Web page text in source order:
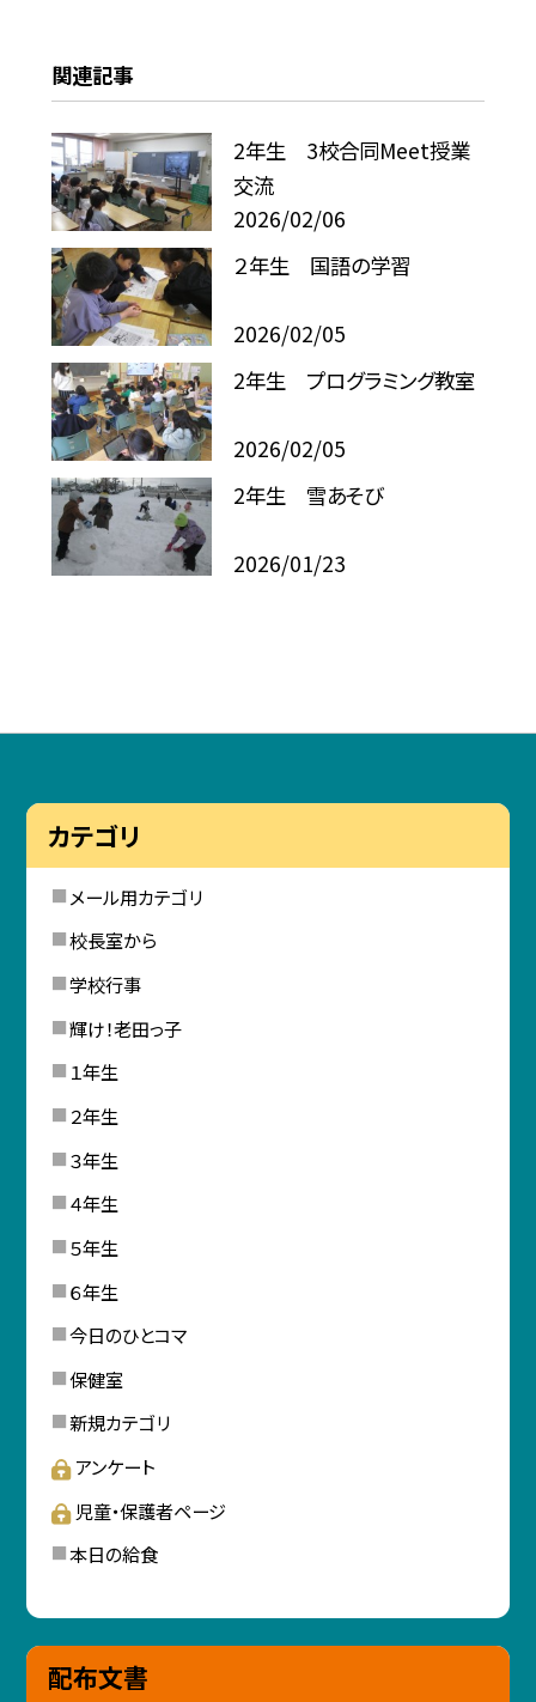
関連記事
2年生 3校合同Meet授業
交流
2026/02/06
２年生 国語の学習
2026/02/05
2年生 プログラミング教室
2026/02/05
2年生 雪あそび
2026/01/23
カテゴリ
メール用カテゴリ
校長室から
学校行事
輝け！老田っ子
１年生
２年生
３年生
４年生
５年生
６年生
今日のひとコマ
保健室
新規カテゴリ
アンケート
児童・保護者ページ
本日の給食
配布文書